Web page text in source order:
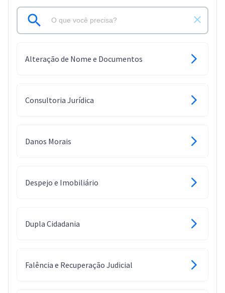
Alteração de Nome e Documentos
Consultoria Jurídica
Danos Morais
Despejo e Imobiliário
Dupla Cidadania
Falência e Recuperação Judicial